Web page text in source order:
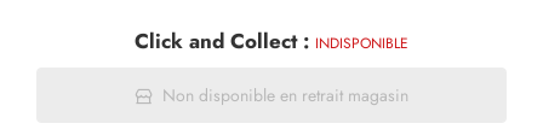
Click and Collect : INDISPONIBLE
Non disponible en retrait magasin